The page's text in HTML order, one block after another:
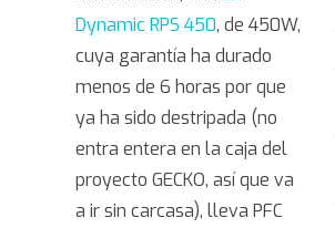
Dynamic RPS 450, de 450W,
cuya garantía ha durado
menos de 6 horas por que
ya ha sido destripada (no
entra entera en la caja del
proyecto GECKO, así que va
a ir sin carcasa), lleva PFC